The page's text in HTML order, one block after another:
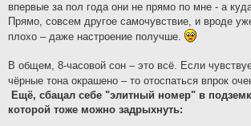
впервые за пол года они не прямо по мне - а
Прямо, совсем другое самочувствие, и вроде
плохо – даже настроение получше.
В общем, 8-часовой сон – это всё. Если
чёрные тона окрашено – то отоспаться впрок
Ещё, сбацал себе "элитный номер" в
которой тоже можно задрыхнуть: